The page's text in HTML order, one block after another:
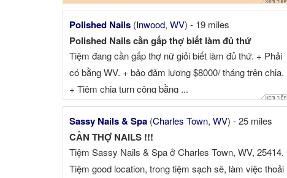
Polished Nails (Inwood, WV) - 19 miles
Polished Nails cần gấp thợ biết làm đủ thứ
Tiệm đang cần gấp thợ nữ giỏi biết làm đủ thứ. + Phải
có bằng WV. + bảo đảm lương $8000/ tháng trên chia.
+ Tiệm chia turn công bằng ...
Sassy Nails & Spa (Charles Town, WV) - 25 miles
CẦN THỢ NAILS !!!
Tiệm Sassy Nails & Spa ở Charles Town, WV, 25414.
Tiệm good location, trong tiệm sạch sẽ, làm việc thoải